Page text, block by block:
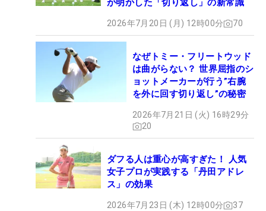
が明かした「切り返し」の新常識
2026年7月20日 (月) 12時00分 70
なぜトミー・フリートウッド
は曲がらない？ 世界屈指のシ
ョットメーカーが行う”右腕
を外に回す切り返し”の秘密
2026年7月21日 (火) 16時29分
20
ダフる人は重心が高すぎた！ 人気
女子プロが実践する「丹田アドレ
ス」の効果
2026年7月23日 (木) 12時00分 37